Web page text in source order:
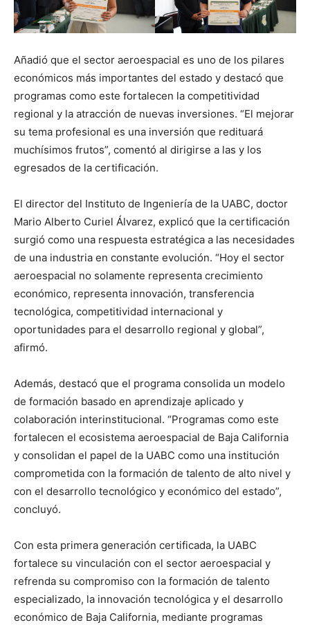
Añadió que el sector aeroespacial es uno de los pilares
económicos más importantes del estado y destacó que
programas como este fortalecen la competitividad
regional y la atracción de nuevas inversiones. “El mejorar
su tema profesional es una inversión que redituará
muchísimos frutos”, comentó al dirigirse a las y los
egresados de la certificación.
El director del Instituto de Ingeniería de la UABC, doctor
Mario Alberto Curiel Álvarez, explicó que la certificación
surgió como una respuesta estratégica a las necesidades
de una industria en constante evolución. “Hoy el sector
aeroespacial no solamente representa crecimiento
económico, representa innovación, transferencia
tecnológica, competitividad internacional y
oportunidades para el desarrollo regional y global”,
afirmó.
Además, destacó que el programa consolida un modelo
de formación basado en aprendizaje aplicado y
colaboración interinstitucional. “Programas como este
fortalecen el ecosistema aeroespacial de Baja California
y consolidan el papel de la UABC como una institución
comprometida con la formación de talento de alto nivel y
con el desarrollo tecnológico y económico del estado”,
concluyó.
Con esta primera generación certificada, la UABC
fortalece su vinculación con el sector aeroespacial y
refrenda su compromiso con la formación de talento
especializado, la innovación tecnológica y el desarrollo
económico de Baja California, mediante programas